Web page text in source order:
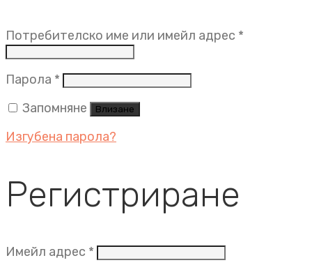
Потребителско име или имейл адрес *
Парола * Задължително
Запомняне
Влизане
Изгубена парола?
Регистриране
Имейл адрес * Задължително